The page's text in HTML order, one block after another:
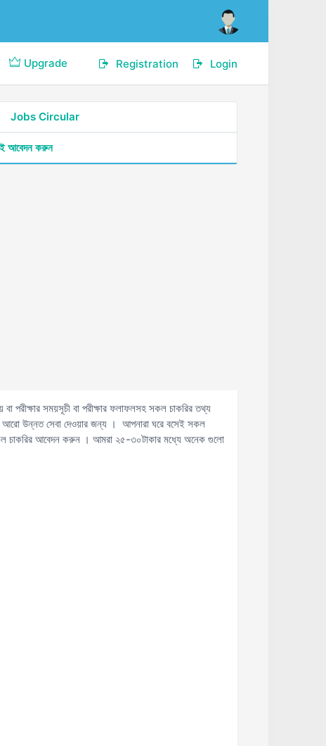
Upgrade Login
Registration
Jobs Circular
আবেদন করুন
পরীক্ষার সময়সূচী বা পরীক্ষার ফলাফলসহ সকল চাকরির তথ্য
আরো উন্নত সেবা দেওয়ার জন্য । আপনারা ঘরে বসেই সকল
চাকরির আবেদন করুন । আমরা ২৫-৩০টাকার মধ্যে অনেক গুলো